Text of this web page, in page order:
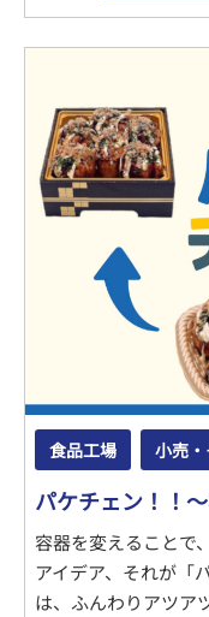
食品工場 小売
パケチェン！！
容器を変えることで
アイデア、それが「
は、ふんわりアツア